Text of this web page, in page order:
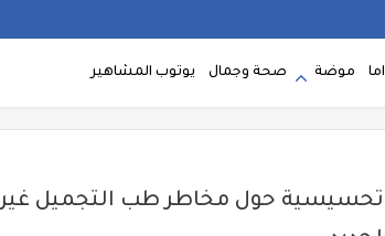
موضة صحة وجمال يوتوب المشاهير
حول مخاطر طب التجميل غير